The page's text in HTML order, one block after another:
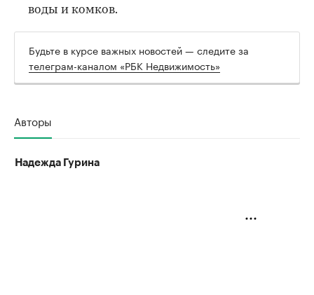
воды и комков.
Будьте в курсе важных новостей — следите за
телеграм-каналом «РБК Недвижимость»
Авторы
Надежда Гурина